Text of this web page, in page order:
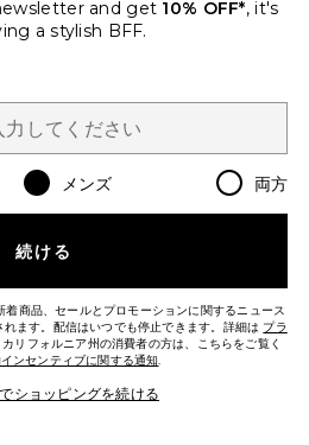
and get 10% OFF*, it's
a stylish BFF.
メンズ 両方
続ける
着商品、セールとプロモーションに関するニュース
ます。配信はいつでも停止できます。詳細は プラ
カリフォルニア州の消費者の方は、こちらをご覧く
ンセンティブに関する通知.
ショッピングを続ける